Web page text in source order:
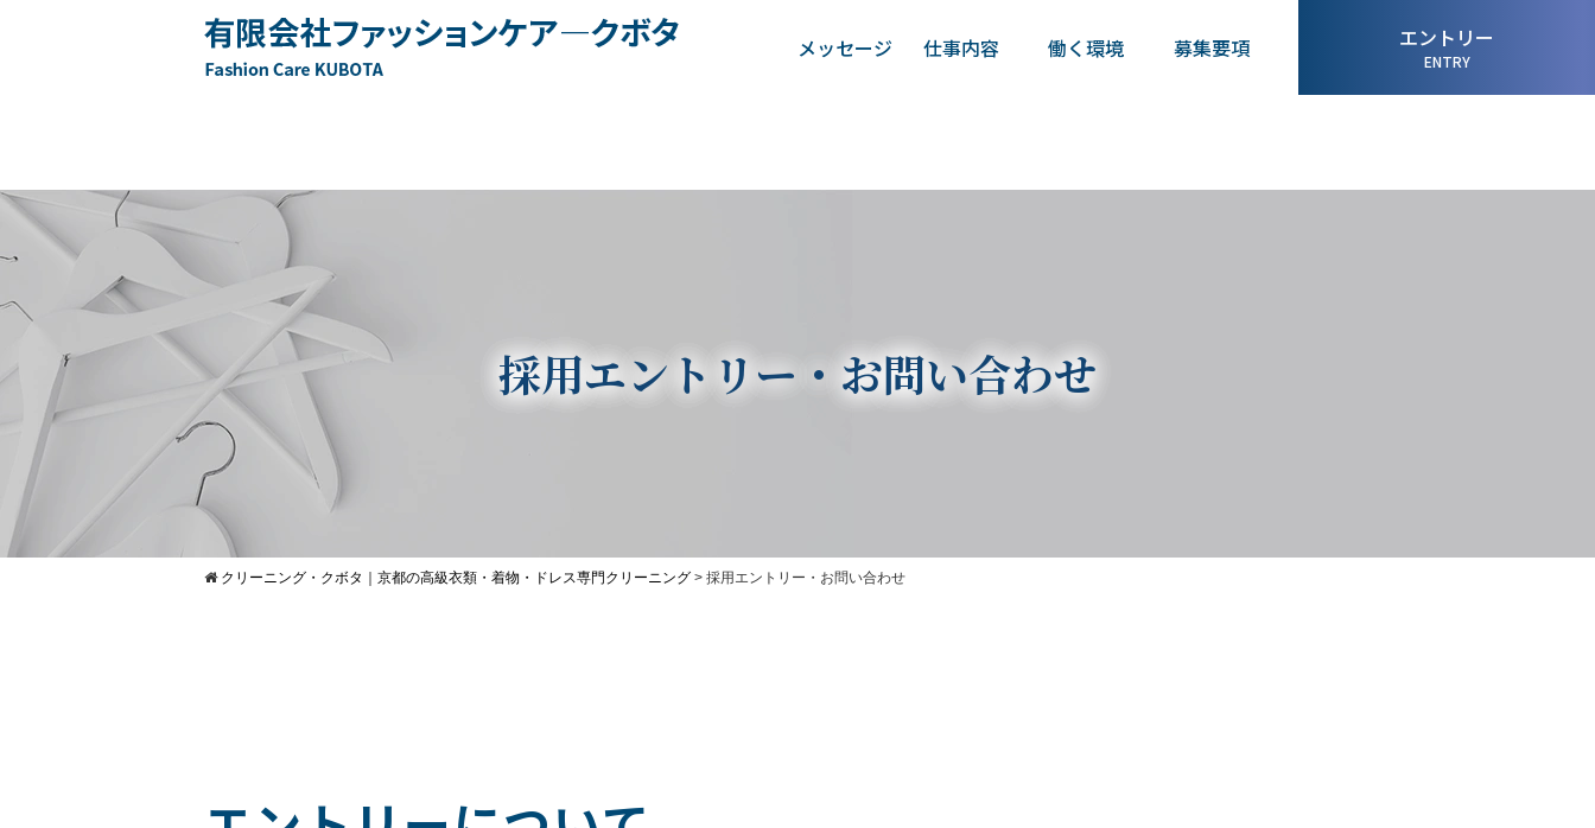
メッセージ 仕事内容 働く環境 募集要項 エントリー
ENTRY
採用エントリー・お問い合わせ
クリーニング・クボタ｜京都の高級衣類・着物・ドレス専門クリーニング > 採用エントリー・お問い合わせ